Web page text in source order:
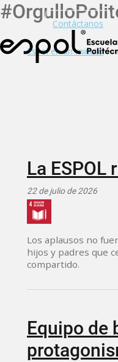
Contáctanos
Espol en un minuto
La
22 de julio de 2026
Los aplausos no
hijos y padres que
compartido.
Equipo de